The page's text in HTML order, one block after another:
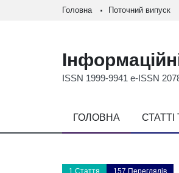
Головна Поточний випуск
ISSN 1999-9941 e-ISSN
ГОЛОВНА
1 Стаття 157 Переглядів